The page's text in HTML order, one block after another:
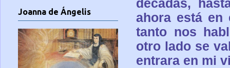
décadas,
ahora está en
tanto nos
otro lado se
entrara en mi
Joanna de Ángelis